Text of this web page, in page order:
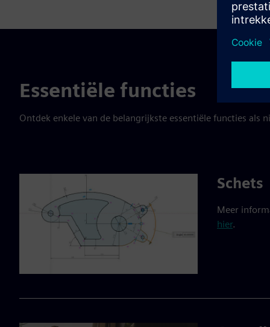
c
r
e
Essentiële functies
Ontdek enkele van de belangrijkste essentiële functies als
Schets
Meer
hier.